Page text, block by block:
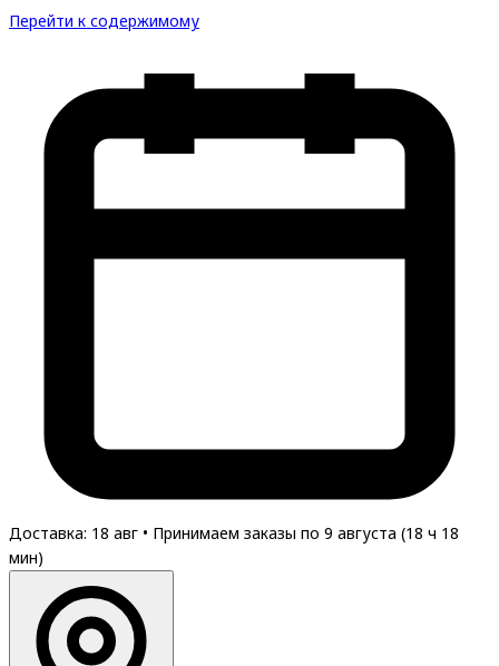
Перейти к содержимому
Доставка: 18 авг • Принимаем заказы по 9 августа (18 ч 18
мин)